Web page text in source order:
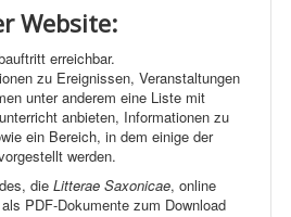
Website:
erreichbar.
zu Ereignissen, Veranstaltungen
unter anderem eine Liste mit
anbieten, Informationen zu
ein Bereich, in dem einige der
werden.
die Litterae Saxonicae, online
PDF-Dokumente zum Download